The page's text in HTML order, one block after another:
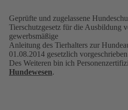
Geprüfte und zugelassene
Tierschutzgesetz für die Ausbildung
gewerbsmäßige
Anleitung des Tierhalters zur
01.08.2014 gesetzlich
Des Weiteren bin ich
Hundewesen.